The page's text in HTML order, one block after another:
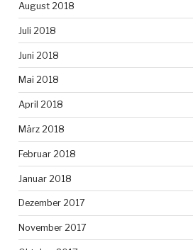
August 2018
Juli 2018
Juni 2018
Mai 2018
April 2018
März 2018
Februar 2018
Januar 2018
Dezember 2017
November 2017